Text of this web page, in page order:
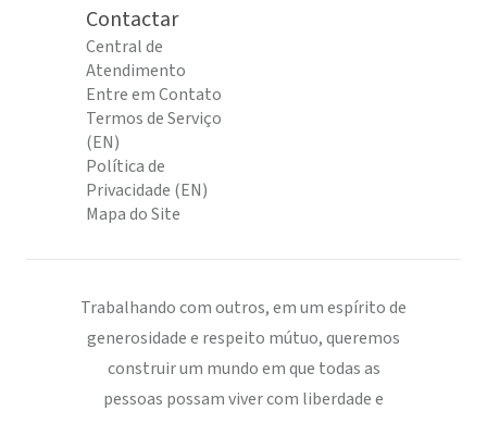
Contactar
Central de
Atendimento
Entre em Contato
Termos de Serviço
(EN)
Política de
Privacidade (EN)
Mapa do Site
Trabalhando com outros, em um espírito de
generosidade e respeito mútuo, queremos
construir um mundo em que todas as
pessoas possam viver com liberdade e